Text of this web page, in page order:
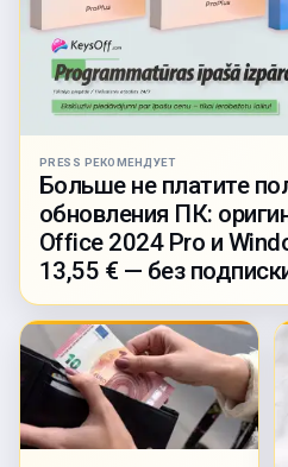
PRESS РЕКОМЕНДУЕТ
Больше не платите
обновления ПК:
Office 2024 Pro и
13,55 € — без